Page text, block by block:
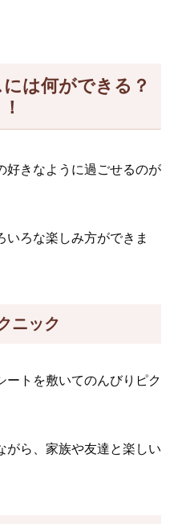
は何ができる？
好きなように過ごせるのが
いろな楽しみ方ができま
ニック
ートを敷いてのんびりピク
がら、家族や友達と楽しい